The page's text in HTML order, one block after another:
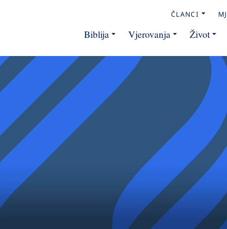
ČLANCI
Biblija Vjerovanja Život